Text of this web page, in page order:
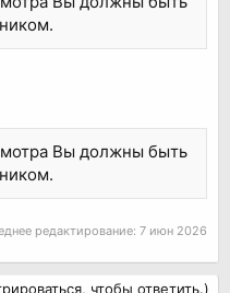
Вы должны быть
редактирование: 7 июн 2026
чтобы ответить.)